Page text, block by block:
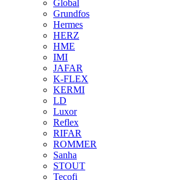
Global
Grundfos
Hermes
HERZ
HME
IMI
JAFAR
K-FLEX
KERMI
LD
Luxor
Reflex
RIFAR
ROMMER
Sanha
STOUT
Tecofi